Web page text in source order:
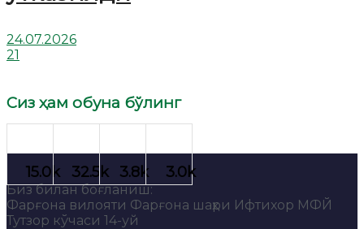
24.07.2026
21
Сиз ҳам обуна бўлинг
Биз билан боғланиш:
Фарғона вилояти Фарғона шаҳри Ифтихор МФЙ
Тутзор кўчаси 14-уй